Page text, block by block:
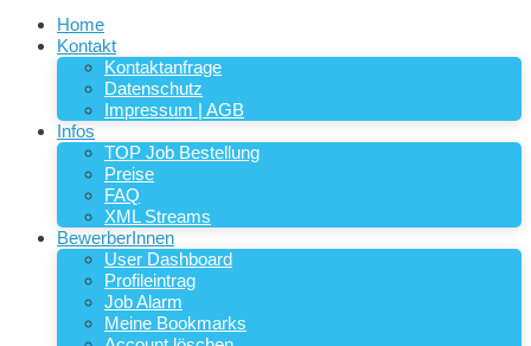
Home
Kontakt
Kontaktanfrage
Datenschutz
Impressum | AGB
Infos
TOP Job Bestellung
Preise
FAQ
XML Streams
BewerberInnen
User Dashboard
Profileintrag
Job Alarm
Meine Bookmarks